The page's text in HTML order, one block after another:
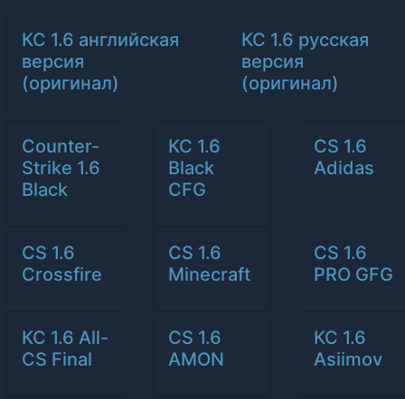
КС 1.6 английская
версия
(оригинал)
КС 1.6 русская
версия
(оригинал)
Counter-
Strike 1.6
Black
КС 1.6
Black
CFG
CS 1.6
Adidas
CS 1.6
Crossfire
CS 1.6
Minecraft
CS 1.6
PRO GFG
КС 1.6 All-
CS Final
CS 1.6
AMON
КС 1.6
Asiimov